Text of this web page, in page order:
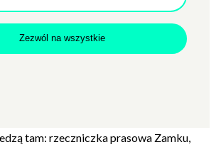
prasowej na Plany 2018. Zdjęcie
tam: rzeczniczka prasowa Zamku,
Zezwól na wszystkie